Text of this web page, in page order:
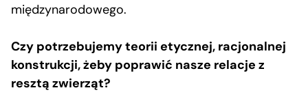
międzynarodowego.
Czy potrzebujemy teorii etycznej, racjonalnej
konstrukcji, żeby poprawić nasze relacje z
resztą zwierząt?